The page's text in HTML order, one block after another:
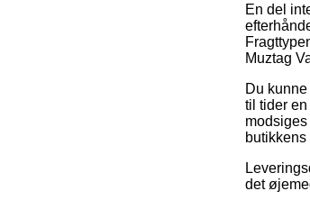
En del
Muztag
Du
til tider
det